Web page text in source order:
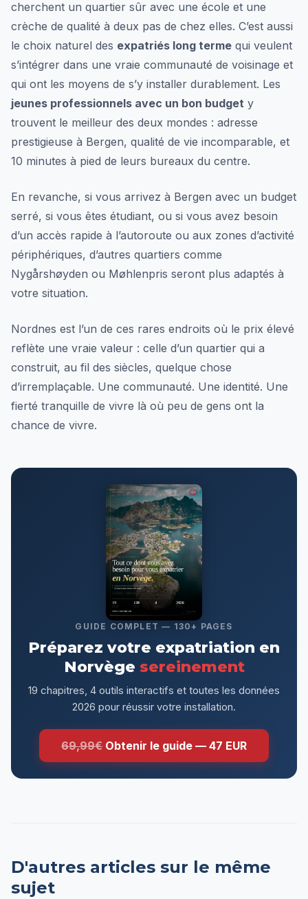
cherchent un quartier sûr avec une école et une
crèche de qualité à deux pas de chez elles. C’est aussi
le choix naturel des expatriés long terme qui veulent
s’intégrer dans une vraie communauté de voisinage et
qui ont les moyens de s’y installer durablement. Les
jeunes professionnels avec un bon budget y
trouvent le meilleur des deux mondes : adresse
prestigieuse à Bergen, qualité de vie incomparable, et
10 minutes à pied de leurs bureaux du centre.
En revanche, si vous arrivez à Bergen avec un budget
serré, si vous êtes étudiant, ou si vous avez besoin
d’un accès rapide à l’autoroute ou aux zones d’activité
périphériques, d’autres quartiers comme
Nygårshøyden ou Møhlenpris seront plus adaptés à
votre situation.
Nordnes est l’un de ces rares endroits où le prix élevé
reflète une vraie valeur : celle d’un quartier qui a
construit, au fil des siècles, quelque chose
d’irremplaçable. Une communauté. Une identité. Une
fierté tranquille de vivre là où peu de gens ont la
chance de vivre.
GUIDE COMPLET — 130+ PAGES
Préparez votre expatriation en
Norvège sereinement
19 chapitres, 4 outils interactifs et toutes les données
2026 pour réussir votre installation.
69,99€ Obtenir le guide — 47 EUR
D'autres articles sur le même
sujet